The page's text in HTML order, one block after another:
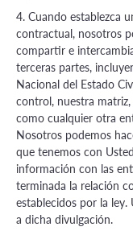
4. Cuando establezca
contractual, nosotros
compartir e
terceras partes,
Nacional del Estado
control, nuestra matriz,
como cualquier otra
Nosotros podemos
que tenemos con
información con las
terminada la relación
establecidos por la
a dicha divulgación.